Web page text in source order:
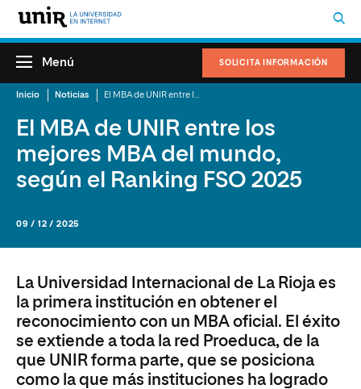
SOLICITA INFORMACIÓN
Menú
Inicio Noticias
El MBA de UNIR entre los
mejores MBA del mundo,
según el Ranking FSO 2025
09 / 12 / 2025
La Universidad Internacional de La Rioja es
la primera institución en obtener el
reconocimiento con un MBA oficial. El éxito
se extiende a toda la red Proeduca, de la
que UNIR forma parte, que se posiciona
como la que más instituciones ha logrado